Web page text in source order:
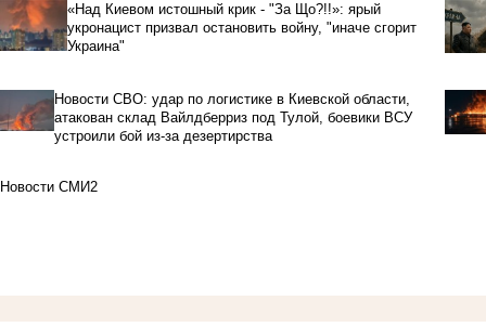
«Над Киевом истошный крик - "За Що?!!»: ярый
укронацист призвал остановить войну, "иначе сгорит
Украина"
Новости СВО: удар по логистике в Киевской области,
атакован склад Вайлдберриз под Тулой, боевики ВСУ
устроили бой из-за дезертирства
Новости СМИ2